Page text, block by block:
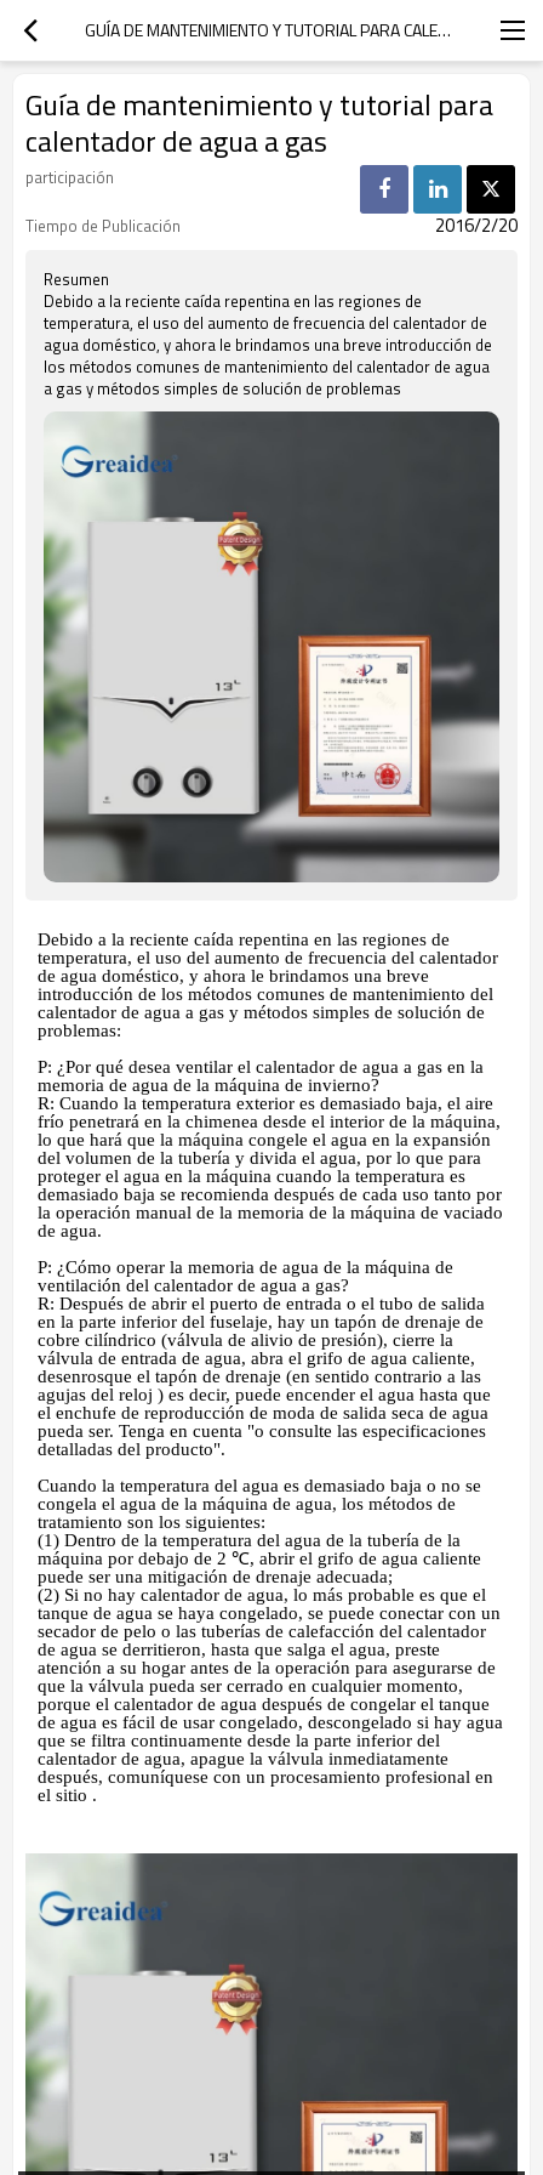
GUÍA DE MANTENIMIENTO Y TUTORIAL PARA CALENTADOR DE AGUA A GAS
Guía de mantenimiento y tutorial para
calentador de agua a gas
participación
Tiempo de Publicación
2016/2/20
Resumen
Debido a la reciente caída repentina en las regiones de
temperatura, el uso del aumento de frecuencia del calentador de
agua doméstico, y ahora le brindamos una breve introducción de
los métodos comunes de mantenimiento del calentador de agua
a gas y métodos simples de solución de problemas
Debido a la reciente caída repentina en las regiones de
temperatura, el uso del aumento de frecuencia del calentador
de agua doméstico, y ahora le brindamos una breve
introducción de los métodos comunes de mantenimiento del
calentador de agua a gas y métodos simples de solución de
problemas:
P: ¿Por qué desea ventilar el calentador de agua a gas en la
memoria de agua de la máquina de invierno?
R: Cuando la temperatura exterior es demasiado baja, el aire
frío penetrará en la chimenea desde el interior de la máquina,
lo que hará que la máquina congele el agua en la expansión
del volumen de la tubería y divida el agua, por lo que para
proteger el agua en la máquina cuando la temperatura es
demasiado baja se recomienda después de cada uso tanto por
la operación manual de la memoria de la máquina de vaciado
de agua.
P: ¿Cómo operar la memoria de agua de la máquina de
ventilación del calentador de agua a gas?
R: Después de abrir el puerto de entrada o el tubo de salida
en la parte inferior del fuselaje, hay un tapón de drenaje de
cobre cilíndrico (válvula de alivio de presión), cierre la
válvula de entrada de agua, abra el grifo de agua caliente,
desenrosque el tapón de drenaje (en sentido contrario a las
agujas del reloj ) es decir, puede encender el agua hasta que
el enchufe de reproducción de moda de salida seca de agua
pueda ser. Tenga en cuenta "o consulte las especificaciones
detalladas del producto".
Cuando la temperatura del agua es demasiado baja o no se
congela el agua de la máquina de agua, los métodos de
tratamiento son los siguientes:
(1) Dentro de la temperatura del agua de la tubería de la
máquina por debajo de 2 ℃, abrir el grifo de agua caliente
puede ser una mitigación de drenaje adecuada;
(2) Si no hay calentador de agua, lo más probable es que el
tanque de agua se haya congelado, se puede conectar con un
secador de pelo o las tuberías de calefacción del calentador
de agua se derritieron, hasta que salga el agua, preste
atención a su hogar antes de la operación para asegurarse de
que la válvula pueda ser cerrado en cualquier momento,
porque el calentador de agua después de congelar el tanque
de agua es fácil de usar congelado, descongelado si hay agua
que se filtra continuamente desde la parte inferior del
calentador de agua, apague la válvula inmediatamente
después, comuníquese con un procesamiento profesional en
el sitio .